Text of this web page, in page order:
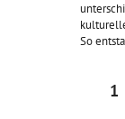
So
1